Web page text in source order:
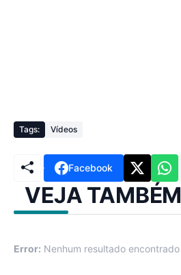
Tags: Vídeos
Facebook
VEJA TAMBÉM
Error: Nenhum resultado encontrado